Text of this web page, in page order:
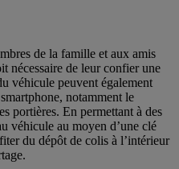
de la famille et aux amis
nécessaire de leur confier une
véhicule peuvent également
notamment le
portières. En permettant à des
véhicule au moyen d’une clé
du dépôt de colis à l’intérieur